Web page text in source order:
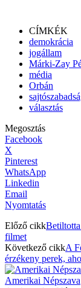
CÍMKÉK
demokrácia
jogállam
Márki-Zay
média
Orbán
választás
Megosztás
Facebook
X
Pinterest
WhatsApp
Linkedin
Email
Nyomtatás
Előző cikk
filmet
Következő cikkA
érzékeny perek,
Amerikai Népszava